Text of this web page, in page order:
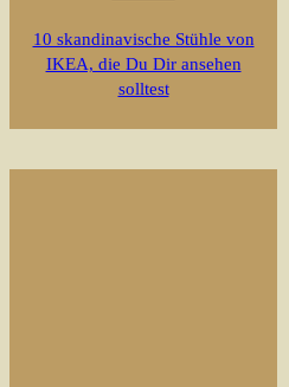
10 skandinavische Stühle von
IKEA, die Du Dir ansehen
solltest